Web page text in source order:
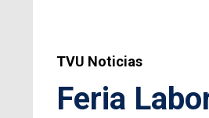
TVU Noticias
Feria